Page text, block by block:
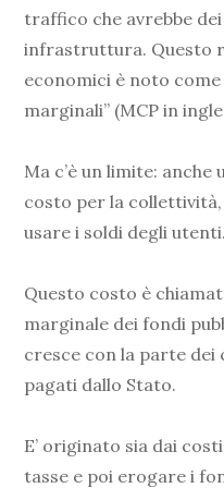
traffico che avrebbe
infrastruttura. Questo
economici è noto
marginali” (MCP in
Ma c’è un limite: anche
costo per la
usare i soldi degli utenti.
Questo costo è
marginale dei fondi
cresce con la parte
pagati dallo Stato.
E’ originato sia dai
tasse e poi erogare i